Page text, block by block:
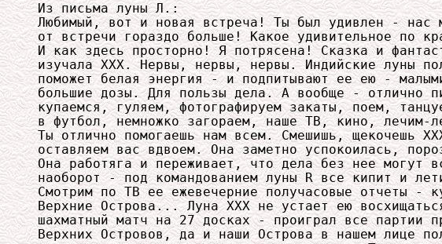
Из письма луны Л.:
Любимый, вот и новая встреча! Ты был удивлен - нас
от встречи гораздо больше! Какое удивительное по
И как здесь просторно! Я потрясена! Сказка и
изучала ХХХ. Нервы, нервы, нервы. Индийские луны
поможет белая энергия - и подпитывают ее ею -
большие дозы. Для пользы дела. А вообще - отлично
купаемся, гуляем, фотографируем закаты, поем,
в футбол, немножко загораем, наше ТВ, кино, лечим-
Ты отлично помогаешь нам всем. Смешишь, щекочешь
оставляем вас вдвоем. Она заметно успокоилась,
Она работяга и переживает, что дела без нее могут
наоборот - под командованием луны R все кипит и
Смотрим по ТВ ее ежевечерние получасовые отчеты -
Верхние Острова... Луна ХХХ не устает ею
шахматный матч на 27 досках - проиграл все партии
Верхних Островов, да и наши Острова в нашем лице